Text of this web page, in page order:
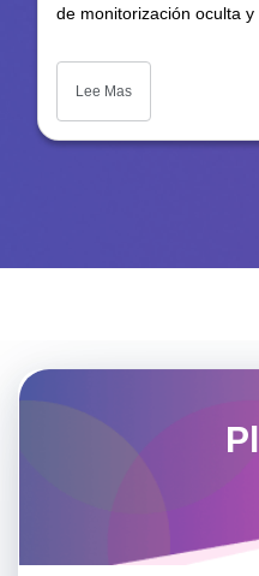
de monitorización oculta
Lee Mas